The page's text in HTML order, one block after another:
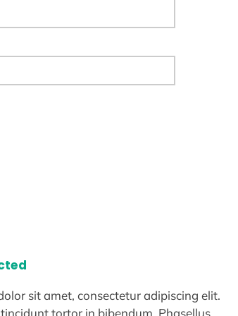
sit amet, consectetur adipiscing elit.
tortor in bibendum. Phasellus